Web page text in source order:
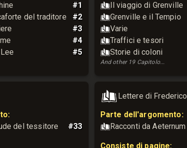
#1
del traditore
#2
#3
#4
#5
Il viaggio di Grenville
Grenville e il Tempio
Varie
Traffici e tesori
Storie di coloni
And other 19 Capitolo...
:
del tessitore
#33
Lettere di Frederico
Parte dell'argomento:
Racconti da Aeternum
Consiste di pagine: